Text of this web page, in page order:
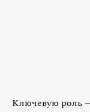
Ключевую роль